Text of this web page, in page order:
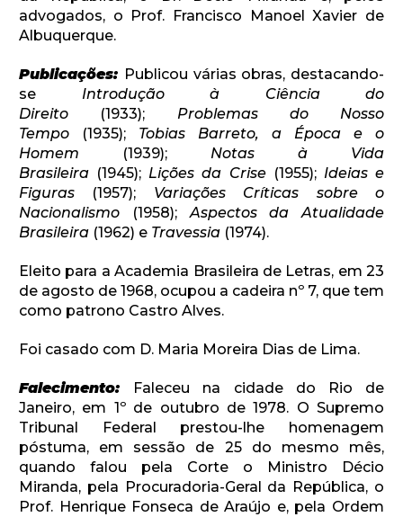
advogados, o Prof. Francisco Manoel Xavier de
Albuquerque.
Publicações: Publicou várias obras, destacando-
se Introdução à Ciência do
Direito (1933); Problemas do Nosso
Tempo (1935); Tobias Barreto, a Época e o
Homem (1939); Notas à Vida
Brasileira (1945); Lições da Crise(1955); Ideias e
Figuras (1957); Variações Críticas sobre o
Nacionalismo (1958);Aspectos da Atualidade
Brasileira (1962) e Travessia (1974).
Eleito para a Academia Brasileira de Letras, em 23
de agosto de 1968, ocupou a cadeira nº 7, que tem
como patrono Castro Alves.
Foi casado com D. Maria Moreira Dias de Lima.
Falecimento:
Faleceu na cidade do Rio de
Janeiro, em 1º de outubro de 1978. O Supremo
Tribunal Federal prestou-lhe homenagem
póstuma, em sessão de 25 do mesmo mês,
quando falou pela Corte o Ministro Décio
Miranda, pela Procuradoria-Geral da República, o
Prof. Henrique Fonseca de Araújo e, pela Ordem